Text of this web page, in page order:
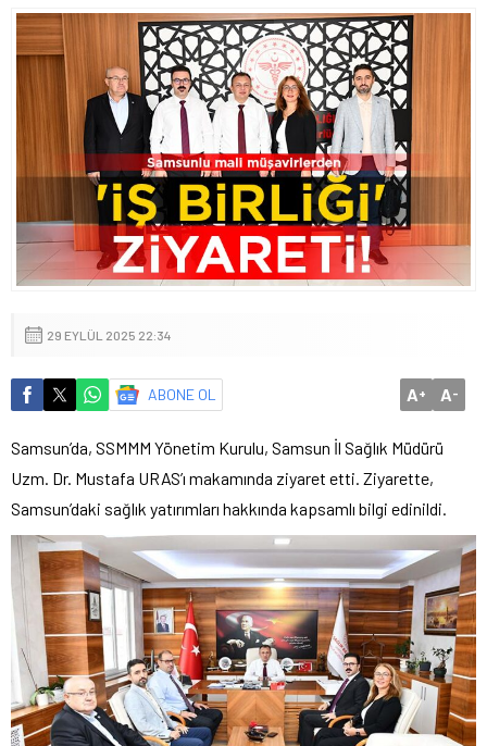
29 EYLÜL 2025 22:34
ABONE OL A+ A-
Samsun’da, SSMMM Yönetim Kurulu, Samsun İl Sağlık Müdürü
Uzm. Dr. Mustafa URAS’ı makamında ziyaret etti. Ziyarette,
Samsun’daki sağlık yatırımları hakkında kapsamlı bilgi edinildi.